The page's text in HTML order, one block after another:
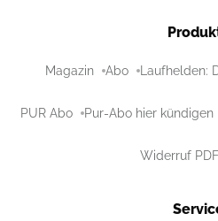
Magazin Abo Laufhelden:
PUR Abo Pur-Abo hier kündigen
Widerruf